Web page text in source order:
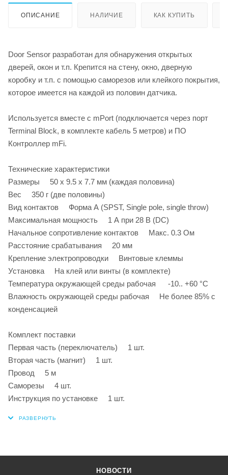
ОПИСАНИЕ НАЛИЧИЕ КАК КУПИТЬ
Door Sensor разработан для обнаружения открытых
дверей, окон и т.п. Крепится на стену, окно, дверную
коробку и т.п. с помощью саморезов или клейкого покрытия,
которое имеется на каждой из половин датчика.
Используется вместе с mPort (подключается через порт
Terminal Block, в комплекте кабель 5 метров) и ПО
Контроллер mFi.
Технические характеристики
Размеры 50 х 9.5 х 7.7 мм (каждая половина)
Вес 350 г (две половины)
Вид контактов Форма А (SPST, Single pole, single throw)
Максимальная мощность 1 А при 28 В (DC)
Начальное сопротивление контактов Макс. 0.3 Ом
Расстояние срабатывания 20 мм
Крепление электропроводки Винтовые клеммы
Установка На клей или винты (в комплекте)
Температура окружающей среды рабочая -10.. +60 °C
Влажность окружающей среды рабочая Не более 85% с
конденсацией
Комплект поставки
Первая часть (переключатель) 1 шт.
Вторая часть (магнит) 1 шт.
Провод 5 м
Саморезы 4 шт.
Инструкция по установке 1 шт.
НОВОСТИ